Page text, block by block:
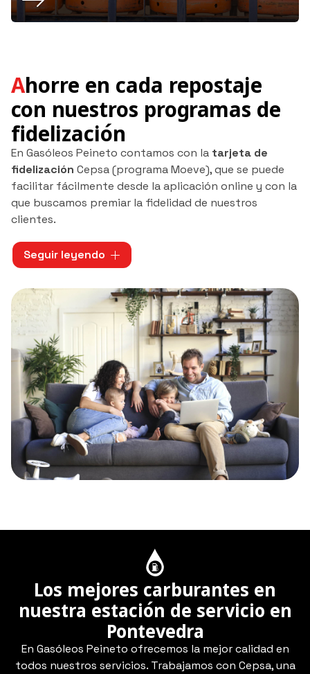
Ahorre en cada repostaje
con nuestros programas de
fidelización
En Gasóleos Peineto contamos con la tarjeta de
fidelización Cepsa (programa Moeve), que se puede
facilitar fácilmente desde la aplicación online y con la
que buscamos premiar la fidelidad de nuestros
clientes.
Además, en nuestra estación de servicio en
Pontevedra podrán utilizarse los descuentos
vuelves para repostar de carburante al mejor precio.
Cada vez que realice un consumo de gasóleo y pase
sus tarjetas, conseguirá acumular puntosque podrá
canjear por diferentes
regalos o descuentosen el
precio de los carburantes.
Seguir leyendo
Los mejores carburantes en
nuestra estación de servicio en
Pontevedra
En Gasóleos Peineto ofrecemos la mejor calidad en
todos nuestros servicios. Trabajamos con Cepsa, una